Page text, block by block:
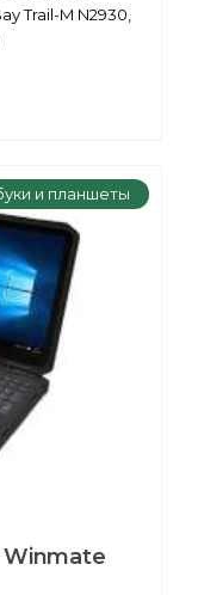
Trail-M N2930,
и планшеты
Winmate